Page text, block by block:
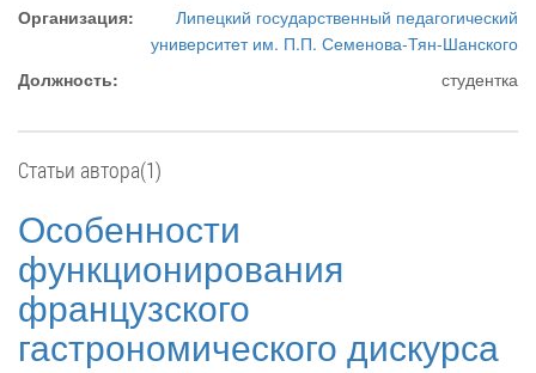
Организация:
Липецкий государственный педагогический
университет им. П.П. Семенова-Тян-Шанского
Должность:
студентка
Статьи автора(1)
Особенности
функционирования
французского
гастрономического дискурса